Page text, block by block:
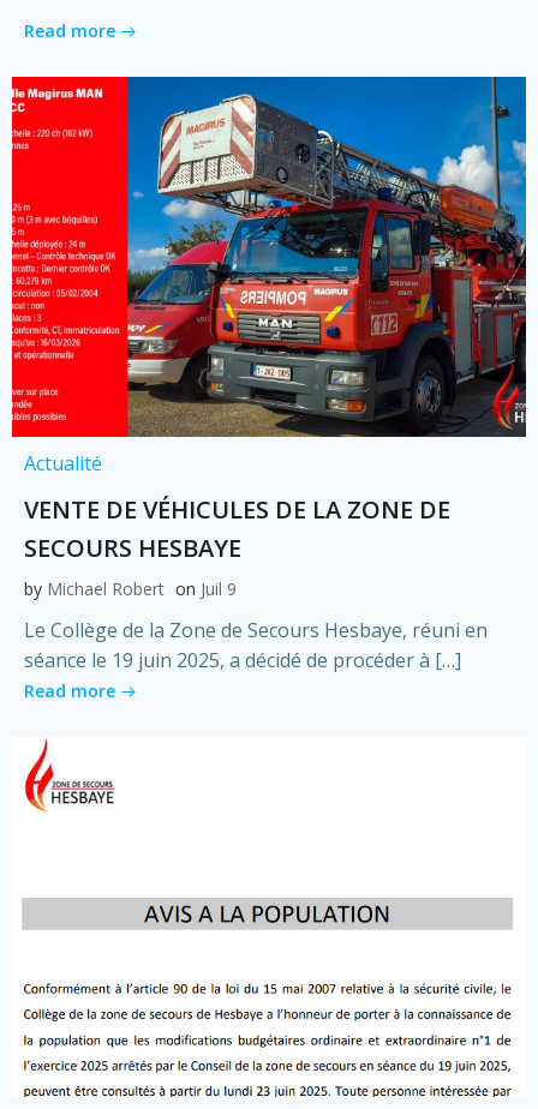
Read more
Actualité
VENTE DE VÉHICULES DE LA ZONE DE
SECOURS HESBAYE
by Michael Robert on Juil 9
Le Collège de la Zone de Secours Hesbaye, réuni en
séance le 19 juin 2025, a décidé de procéder à […]
Read more